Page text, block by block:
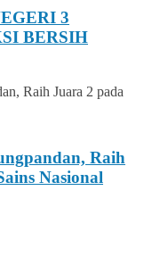
3
BERSIH
Raih
Nasional